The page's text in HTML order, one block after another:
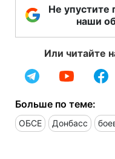
Не упустите
наши
Или читайте
Больше по теме:
ОБСЕ Донбасс